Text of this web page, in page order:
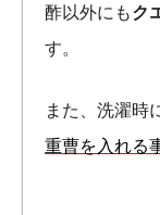
酢以外にもク
す。
また、洗濯時
重曹を入れる